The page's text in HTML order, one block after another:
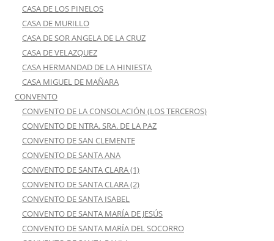
CASA DE LOS PINELOS
CASA DE MURILLO
CASA DE SOR ANGELA DE LA CRUZ
CASA DE VELAZQUEZ
CASA HERMANDAD DE LA HINIESTA
CASA MIGUEL DE MAÑARA
CONVENTO
CONVENTO DE LA CONSOLACIÓN (LOS TERCEROS)
CONVENTO DE NTRA. SRA. DE LA PAZ
CONVENTO DE SAN CLEMENTE
CONVENTO DE SANTA ANA
CONVENTO DE SANTA CLARA (1)
CONVENTO DE SANTA CLARA (2)
CONVENTO DE SANTA ISABEL
CONVENTO DE SANTA MARÍA DE JESÚS
CONVENTO DE SANTA MARÍA DEL SOCORRO